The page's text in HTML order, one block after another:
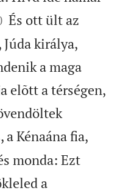
És ott ült az
királya,
a maga
elõtt a térségen,
a Kénaána fia,
monda: Ezt
a